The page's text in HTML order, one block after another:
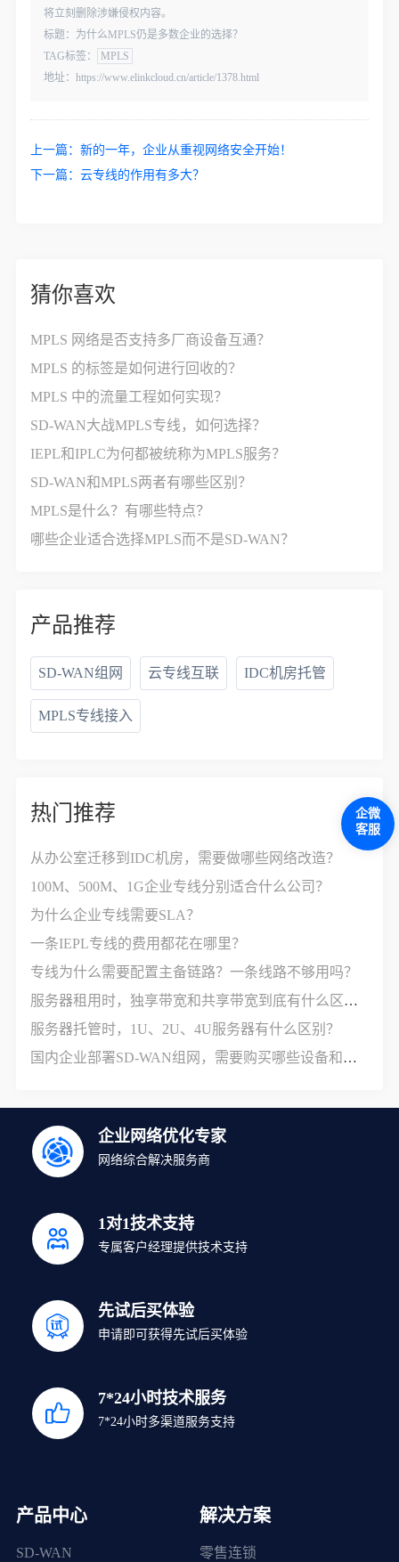
将立刻删除涉嫌侵权内容。
标题：为什么MPLS仍是多数企业的选择？
TAG标签：
MPLS
地址：https://www.elinkcloud.cn/article/1378.html
上一篇：新的一年，企业从重视网络安全开始！
下一篇：云专线的作用有多大？
猜你喜欢
MPLS 网络是否支持多厂商设备互通？
MPLS 的标签是如何进行回收的？
MPLS 中的流量工程如何实现？
SD-WAN大战MPLS专线，如何选择？
IEPL和IPLC为何都被统称为MPLS服务？
SD-WAN和MPLS两者有哪些区别？
MPLS是什么？有哪些特点？
哪些企业适合选择MPLS而不是SD-WAN？
产品推荐
SD-WAN组网 云专线互联 IDC机房托管
MPLS专线接入
热门推荐
从办公室迁移到IDC机房，需要做哪些网络改造？
100M、500M、1G企业专线分别适合什么公司？
为什么企业专线需要SLA？
一条IEPL专线的费用都花在哪里？
专线为什么需要配置主备链路？一条线路不够用吗？
服务器租用时，独享带宽和共享带宽到底有什么区别？
服务器托管时，1U、2U、4U服务器有什么区别？
国内企业部署SD-WAN组网，需要购买哪些设备和服务？
企业网络优化专家
网络综合解决服务商
1对1技术支持
专属客户经理提供技术支持
先试后买体验
申请即可获得先试后买体验
7*24小时技术服务
7*24小时多渠道服务支持
产品中心
SD-WAN
解决方案
零售连锁
企微
客服